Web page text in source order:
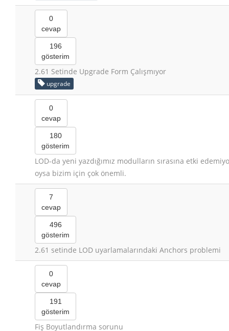
0
cevap
196
gösterim
2.61 Setinde Upgrade Form Çalışmıyor
upgrade
0
cevap
180
gösterim
LOD-da yeni yazdığımız modulların sırasına etki
oysa bizim için çok önemli.
7
cevap
496
gösterim
2.61 setinde LOD uyarlamalarındaki Anchors problemi
0
cevap
191
gösterim
Fiş Boyutlandırma sorunu